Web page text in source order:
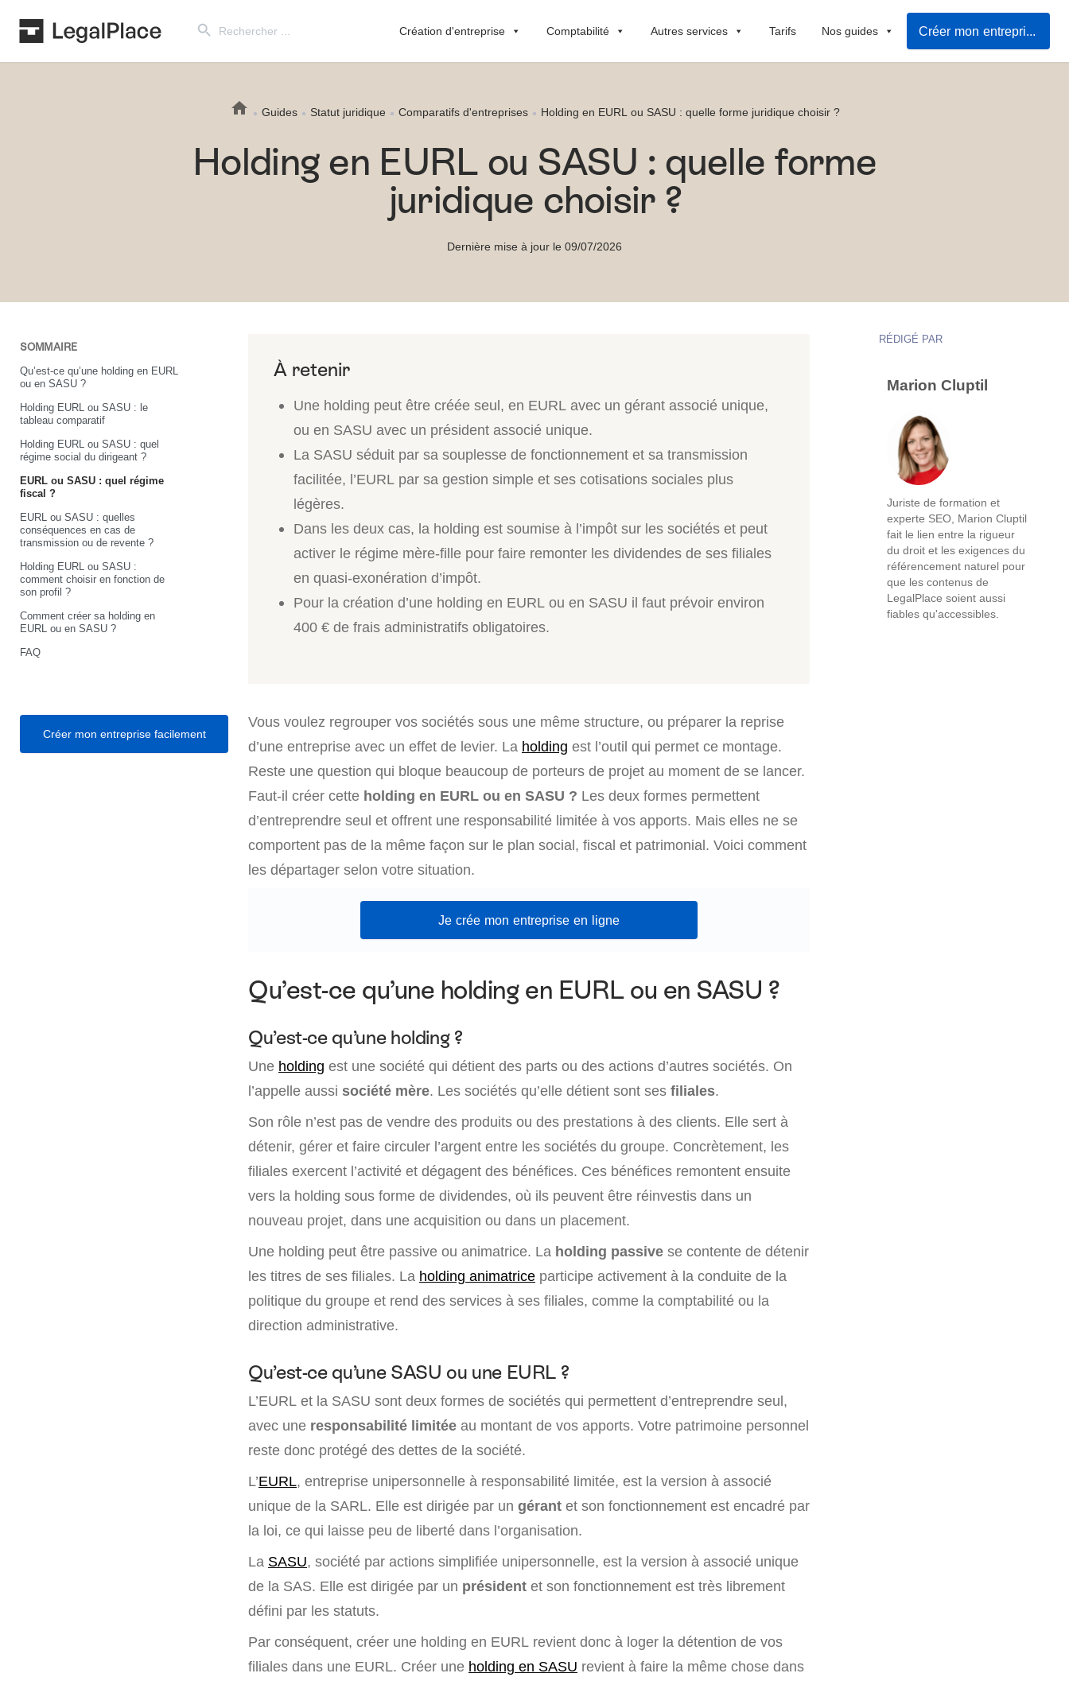
for:
Création d'entreprise Comptabilité Autres services Tarifs Nos guides Créer mon entreprise facilement
Guides Statut juridique Comparatifs d'entreprises Holding en EURL ou SASU : quelle forme juridique choisir ?
Holding en EURL ou SASU : quelle forme
juridique choisir ?
Dernière mise à jour le 09/07/2026
SOMMAIRE
Qu’est-ce qu’une holding en EURL
ou en SASU ?
Holding EURL ou SASU : le
tableau comparatif
Holding EURL ou SASU : quel
régime social du dirigeant ?
EURL ou SASU : quel régime
fiscal ?
EURL ou SASU : quelles
conséquences en cas de
transmission ou de revente ?
Holding EURL ou SASU :
comment choisir en fonction de
son profil ?
Comment créer sa holding en
EURL ou en SASU ?
FAQ
Créer mon entreprise facilement
Une holding peut être créée seul, en EURL avec un gérant associé unique,
ou en SASU avec un président associé unique.
La SASU séduit par sa souplesse de fonctionnement et sa transmission
facilitée, l’EURL par sa gestion simple et ses cotisations sociales plus
légères.
Dans les deux cas, la holding est soumise à l’impôt sur les sociétés et peut
activer le régime mère-fille pour faire remonter les dividendes de ses filiales
en quasi-exonération d’impôt.
Pour la création d’une holding en EURL ou en SASU il faut prévoir environ
400 € de frais administratifs obligatoires.
Vous voulez regrouper vos sociétés sous une même structure, ou préparer la reprise
d’une entreprise avec un effet de levier. La holding est l’outil qui permet ce montage.
Reste une question qui bloque beaucoup de porteurs de projet au moment de se lancer.
Faut-il créer cette holding en EURL ou en SASU ? Les deux formes permettent
d’entreprendre seul et offrent une responsabilité limitée à vos apports. Mais elles ne se
comportent pas de la même façon sur le plan social, fiscal et patrimonial. Voici comment
les départager selon votre situation.
Je crée mon entreprise en ligne
Qu’est-ce qu’une holding en EURL ou en SASU ?
Qu’est-ce qu’une holding ?
Une holding est une société qui détient des parts ou des actions d’autres sociétés. On
l’appelle aussi société mère. Les sociétés qu’elle détient sont ses filiales.
Son rôle n’est pas de vendre des produits ou des prestations à des clients. Elle sert à
détenir, gérer et faire circuler l’argent entre les sociétés du groupe. Concrètement, les
filiales exercent l’activité et dégagent des bénéfices. Ces bénéfices remontent ensuite
vers la holding sous forme de dividendes, où ils peuvent être réinvestis dans un
nouveau projet, dans une acquisition ou dans un placement.
Une holding peut être passive ou animatrice. La holding passive se contente de détenir
les titres de ses filiales. La holding animatrice participe activement à la conduite de la
politique du groupe et rend des services à ses filiales, comme la comptabilité ou la
direction administrative.
Qu’est-ce qu’une SASU ou une EURL ?
L’EURL et la SASU sont deux formes de sociétés qui permettent d’entreprendre seul,
avec une responsabilité limitée au montant de vos apports. Votre patrimoine personnel
reste donc protégé des dettes de la société.
L’EURL, entreprise unipersonnelle à responsabilité limitée, est la version à associé
unique de la SARL. Elle est dirigée par un gérant et son fonctionnement est encadré par
la loi, ce qui laisse peu de liberté dans l’organisation.
La SASU, société par actions simplifiée unipersonnelle, est la version à associé unique
de la SAS. Elle est dirigée par un président et son fonctionnement est très librement
défini par les statuts.
Par conséquent, créer une holding en EURL revient donc à loger la détention de vos
filiales dans une EURL. Créer une holding en SASU revient à faire la même chose dans
RÉDIGÉ PAR
Marion Cluptil
Juriste de formation et
experte SEO, Marion Cluptil
fait le lien entre la rigueur
du droit et les exigences du
référencement naturel pour
que les contenus de
LegalPlace soient aussi
fiables qu'accessibles.